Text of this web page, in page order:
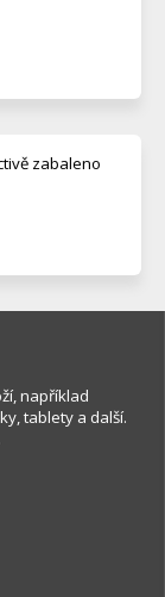
zabaleno
například
tablety a další.